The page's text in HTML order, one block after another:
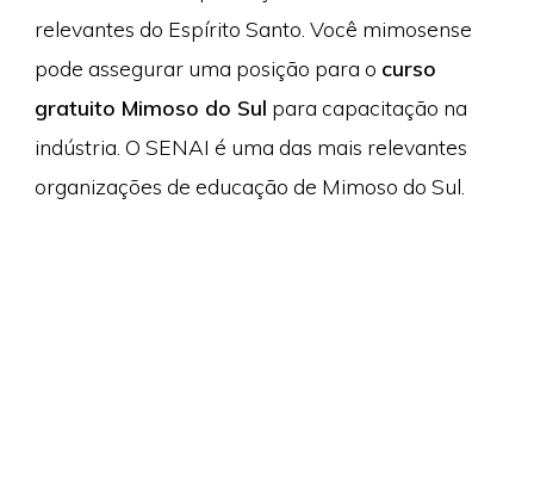
relevantes do Espírito Santo. Você mimosense
pode assegurar uma posição para o curso
gratuito Mimoso do Sul para capacitação na
indústria. O SENAI é uma das mais relevantes
organizações de educação de Mimoso do Sul.